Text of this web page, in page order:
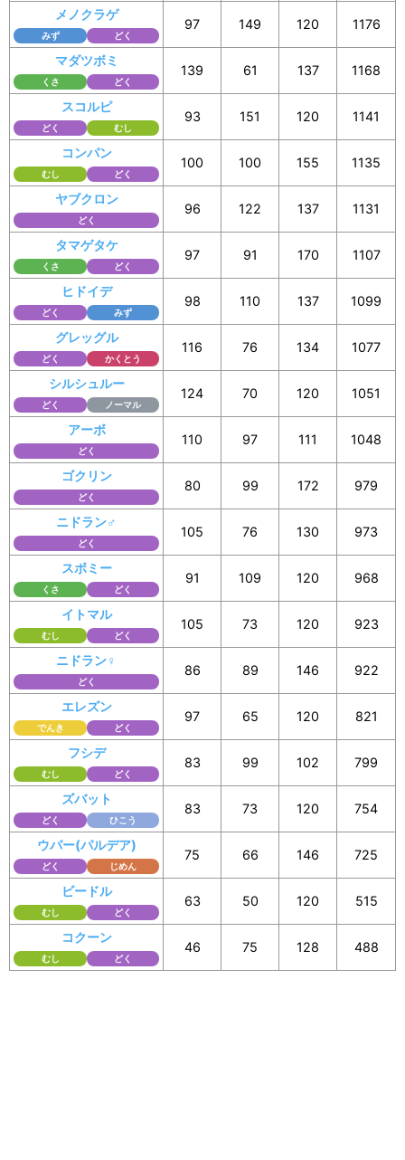
メノクラゲ
みず どく
97 149 120 1176
マダツボミ
くさ どく
139 61 137 1168
スコルピ
どく むし
93 151 120 1141
コンパン
むし どく
100 100 155 1135
ヤブクロン
どく
96 122 137 1131
タマゲタケ
くさ どく
97 91 170 1107
ヒドイデ
どく みず
98 110 137 1099
グレッグル
どく かくとう
116 76 134 1077
シルシュルー
どく ノーマル
124 70 120 1051
アーボ
どく
110 97 111 1048
ゴクリン
どく
80 99 172 979
ニドラン♂
どく
105 76 130 973
スボミー
くさ どく
91 109 120 968
イトマル
むし どく
105 73 120 923
ニドラン♀
どく
86 89 146 922
エレズン
でんき どく
97 65 120 821
フシデ
むし どく
83 99 102 799
ズバット
どく ひこう
83 73 120 754
ウパー(パルデア)
どく じめん
75 66 146 725
ビードル
むし どく
63 50 120 515
コクーン
むし どく
46 75 128 488